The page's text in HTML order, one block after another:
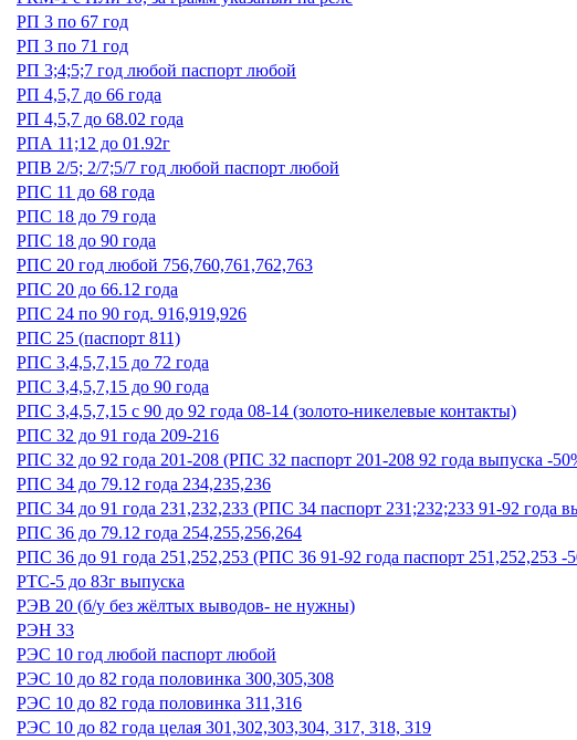
РП 3 по 67 год
РП 3 по 71 год
РП 3;4;5;7 год любой паспорт любой
РП 4,5,7 до 66 года
РП 4,5,7 до 68.02 года
РПА 11;12 до 01.92г
РПВ 2/5; 2/7;5/7 год любой паспорт любой
РПС 11 до 68 года
РПС 18 до 79 года
РПС 18 до 90 года
РПС 20 год любой 756,760,761,762,763
РПС 20 до 66.12 года
РПС 24 по 90 год. 916,919,926
РПС 25 (паспорт 811)
РПС 3,4,5,7,15 до 72 года
РПС 3,4,5,7,15 до 90 года
РПС 3,4,5,7,15 с 90 до 92 года 08-14 (золото-никелевые контакты)
РПС 32 до 91 года 209-216
РПС 32 до 92 года 201-208 (РПС 32 паспорт 201-208 92 года выпуска -
РПС 34 до 79.12 года 234,235,236
РПС 34 до 91 года 231,232,233 (РПС 34 паспорт 231;232;233 91-92 года
РПС 36 до 79.12 года 254,255,256,264
РПС 36 до 91 года 251,252,253 (РПС 36 91-92 года паспорт 251,252,253 -
РТС-5 до 83г выпуска
РЭВ 20 (б/у без жёлтых выводов- не нужны)
РЭН 33
РЭС 10 год любой паспорт любой
РЭС 10 до 82 года половинка 300,305,308
РЭС 10 до 82 года половинка 311,316
РЭС 10 до 82 года целая 301,302,303,304, 317, 318, 319